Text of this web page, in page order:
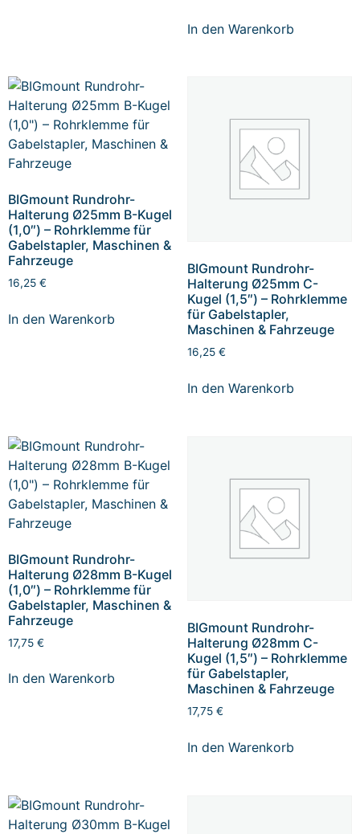
In den Warenkorb
BIGmount Rundrohr-
Halterung Ø25mm B-Kugel
(1,0″) – Rohrklemme für
Gabelstapler, Maschinen &
Fahrzeuge
16,25 €
In den Warenkorb
BIGmount Rundrohr-
Halterung Ø25mm C-
Kugel (1,5″) – Rohrklemme
für Gabelstapler,
Maschinen & Fahrzeuge
16,25 €
In den Warenkorb
BIGmount Rundrohr-
Halterung Ø28mm B-Kugel
(1,0″) – Rohrklemme für
Gabelstapler, Maschinen &
Fahrzeuge
17,75 €
In den Warenkorb
BIGmount Rundrohr-
Halterung Ø28mm C-
Kugel (1,5″) – Rohrklemme
für Gabelstapler,
Maschinen & Fahrzeuge
17,75 €
In den Warenkorb